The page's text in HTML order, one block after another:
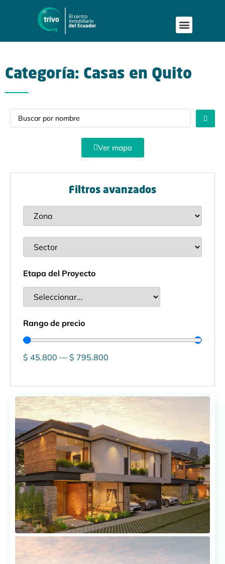
Categoría: Casas en Quito
Ver mapa
Filtros avanzados
Etapa del Proyecto
Rango de precio
$ 45.800 —$ 795.800